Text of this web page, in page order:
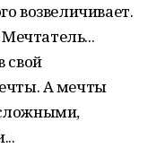
возвеличивает.
свой
А мечты